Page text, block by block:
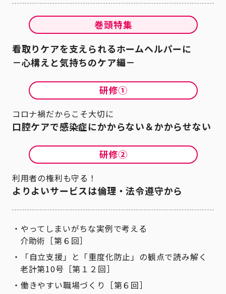
看取りケアを支えられるホームヘルパーに
－心構えと気持ちのケア編－
コロナ禍だからこそ大切に
口腔ケアで感染症にかからない＆かからせない
利用者の権利も守る！
よりよいサービスは倫理・法令遵守から
やってしまいがちな実例で考える
介助術［第６回］
「自立支援」と「重度化防止」の観点で読み解く
老計第10号［第１２回］
働きやすい職場づくり［第６回］